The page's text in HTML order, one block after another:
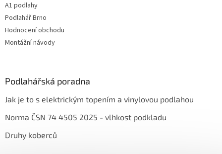
A1 podlahy
Podlahář Brno
Hodnocení obchodu
Montážní návody
Podlahářská poradna
Jak je to s elektrickým topením a vinylovou podlahou
Norma ČSN 74 4505 2025 - vlhkost podkladu
Druhy koberců